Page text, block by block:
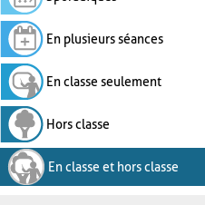
En plusieurs séances
En classe seulement
Hors classe
En classe et hors classe